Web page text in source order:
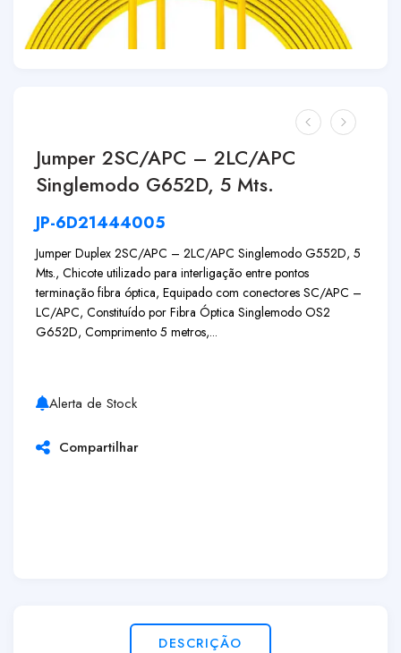
Jumper 2SC/APC – 2LC/APC
Singlemodo G652D, 5 Mts.
JP-6D21444005
Jumper Duplex 2SC/APC – 2LC/APC Singlemodo G552D, 5
Mts., Chicote utilizado para interligação entre pontos
terminação fibra óptica, Equipado com conectores SC/APC –
LC/APC, Constituído por Fibra Óptica Singlemodo OS2
G652D, Comprimento 5 metros,...
Alerta de Stock
Compartilhar
DESCRIÇÃO